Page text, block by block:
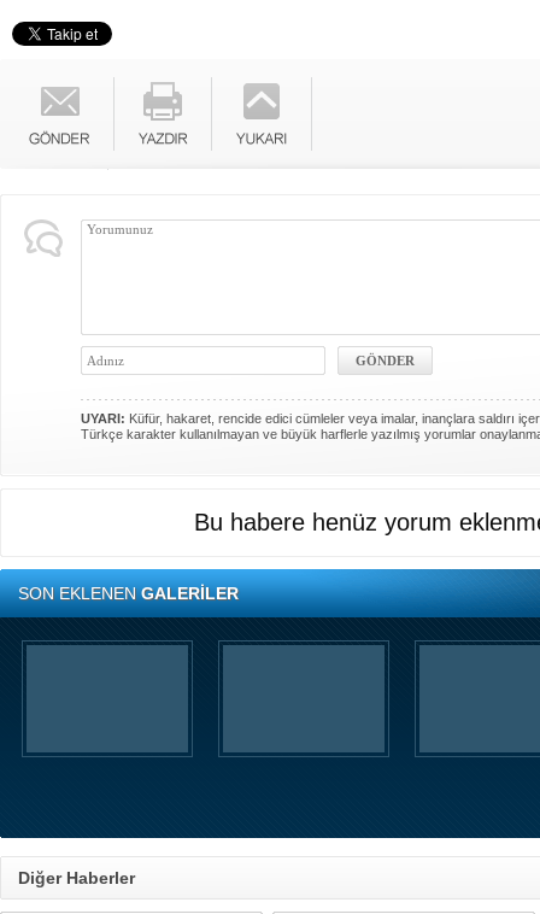
UYARI: Küfür, hakaret, rencide edici cümleler veya imalar, inançlara saldırı
Türkçe karakter kullanılmayan ve büyük harflerle yazılmış yorumlar
Bu habere henüz yorum
SON EKLENENGALERİLER
Diğer Haberler